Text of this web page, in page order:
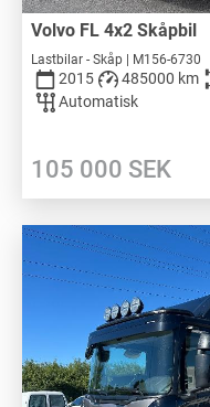
Volvo FL 4x2 Skåpbil
Lastbilar - Skåp | M156-6730
2015 485000 km
Automatisk
105 000 SEK